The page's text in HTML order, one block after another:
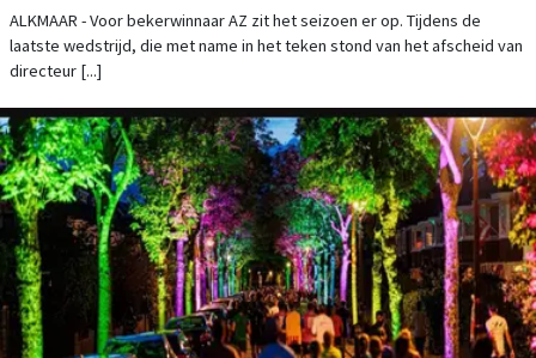
ALKMAAR - Voor bekerwinnaar AZ zit het seizoen er op. Tijdens de
laatste wedstrijd, die met name in het teken stond van het afscheid van
directeur [...]